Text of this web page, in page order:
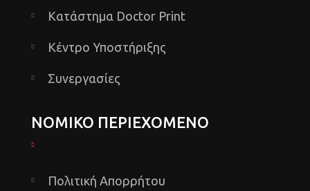
Κατάστημα Doctor Print
Κέντρο Υποστήριξης
Συνεργασίες
ΝΟΜΙΚΟ ΠΕΡΙΕΧΟΜΕΝΟ
Πολιτική Απορρήτου